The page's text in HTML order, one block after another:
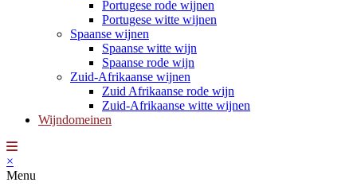
Portugese rode wijnen
Portugese witte wijnen
Spaanse wijnen
Spaanse witte wijn
Spaanse rode wijn
Zuid-Afrikaanse wijnen
Zuid Afrikaanse rode wijn
Zuid-Afrikaanse witte wijnen
Wijndomeinen
×
Menu